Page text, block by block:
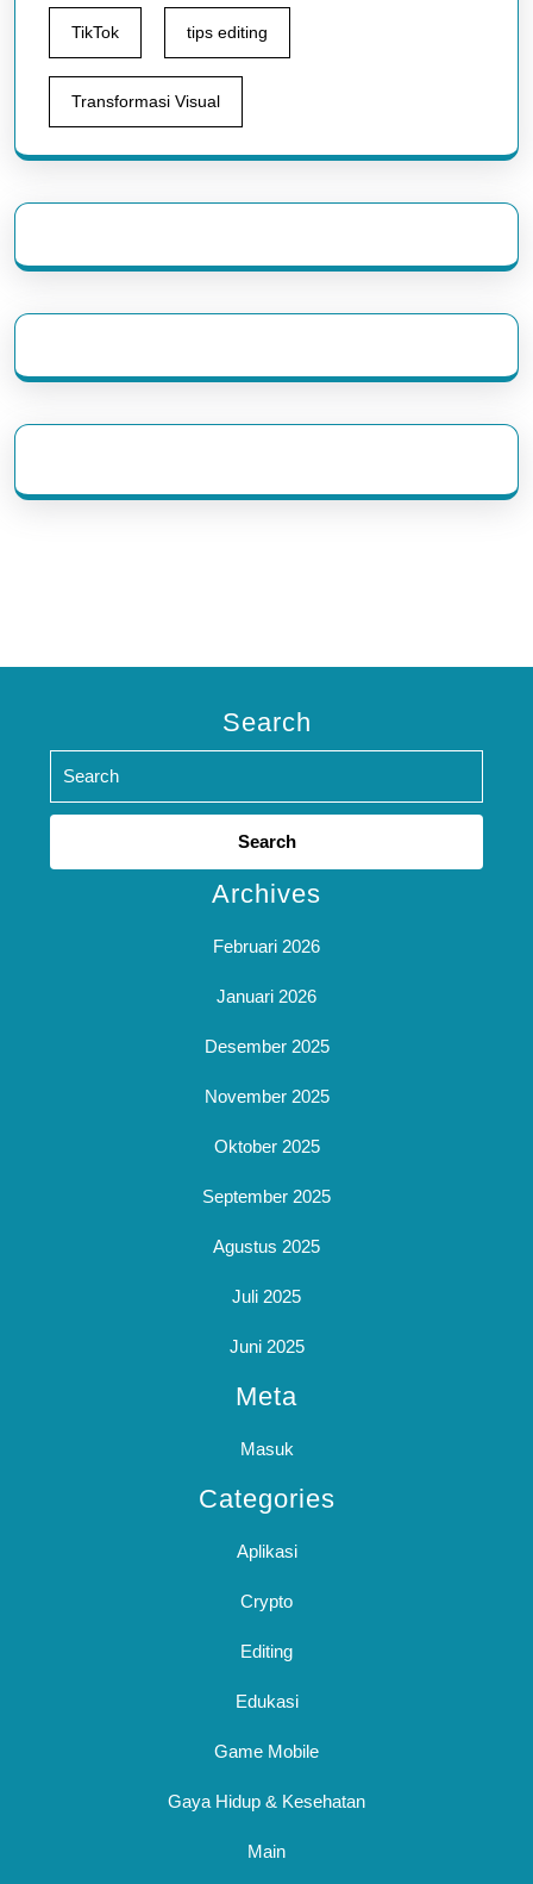
TikTok tips editing
Transformasi Visual
Search
Search
Archives
Februari 2026
Januari 2026
Desember 2025
November 2025
Oktober 2025
September 2025
Agustus 2025
Juli 2025
Juni 2025
Meta
Masuk
Categories
Aplikasi
Crypto
Editing
Edukasi
Game Mobile
Gaya Hidup & Kesehatan
Main